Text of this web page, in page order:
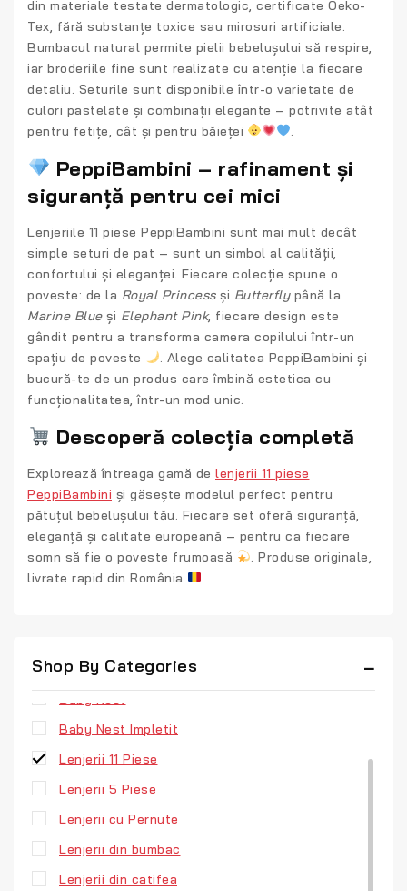
din materiale testate dermatologic, certificate Oeko-
Tex, fără substanțe toxice sau mirosuri artificiale.
Bumbacul natural permite pielii bebelușului să respire,
iar broderiile fine sunt realizate cu atenție la fiecare
detaliu. Seturile sunt disponibile într-o varietate de
culori pastelate și combinații elegante – potrivite atât
pentru fetițe, cât și pentru băieței
PeppiBambini – rafinament și
siguranță pentru cei mici
Lenjeriile 11 piese PeppiBambini sunt mai mult decât
simple seturi de pat – sunt un simbol al calității,
confortului și eleganței. Fiecare colecție spune o
poveste: de la Royal Princessși Butterflypână la
Marine Blueși Elephant Pink, fiecare design este
gândit pentru a transforma camera copilului într-un
spațiu de poveste
. Alege calitatea PeppiBambini și
bucură-te de un produs care îmbină estetica cu
funcționalitatea, într-un mod unic.
Descoperă colecția completă
Explorează întreaga gamă de lenjerii 11 piese
PeppiBambini și găsește modelul perfect pentru
pătuțul bebelușului tău. Fiecare set oferă siguranță,
eleganță și calitate europeană – pentru ca fiecare
somn să fie o poveste frumoasă
. Produse originale,
livrate rapid din România
Shop By Categories
Aparatori Patuturi
Baby Nest Impletit
Lenjerii 11 Piese
Lenjerii 5 Piese
Lenjerii cu Pernute
Lenjerii din bumbac
Lenjerii din catifea